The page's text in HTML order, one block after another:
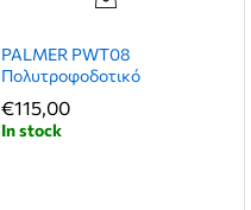
PALMER PWT08
Πολυτροφοδοτικό
€115,00
In stock